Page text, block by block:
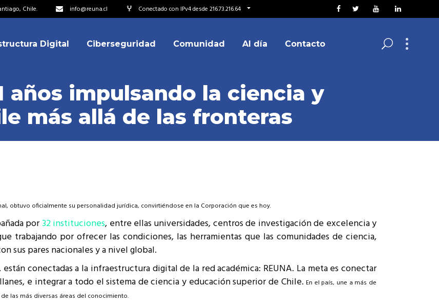
Chile. info@reuna.cl Conectado con IPv4 desde 216.73.216.64
Colaboración
Técnicos
Digital Ciberseguridad Comunidad Al día Contacto
años impulsando la ciencia y
más allá de las fronteras
obtuvo oficialmente su personalidad jurídica, convirtiéndose en la Corporación que es hoy.
por32 instituciones, entre ellas universidades, centros de investigación de excelencia y
trabajando por ofrecer las condiciones, las herramientas que las comunidades de ciencia,
sus pares nacionales y a nivel global.
conectadas a la infraestructura digital de la red académica: REUNA. La meta es conectar
e integrar a todo el sistema de ciencia y educación superior de Chile. En el país, une a más de
las más diversas áreas del conocimiento.